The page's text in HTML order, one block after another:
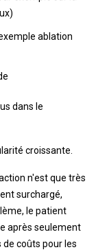
ablation
dans le
croissante.
n'est que très
surchargé,
le patient
après seulement
coûts pour les